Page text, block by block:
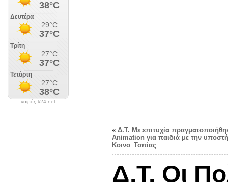
καιρός k24.net
« Δ.Τ. Με επιτυχία
Animation για παιδιά με την
Κοινο_Τοπίας
Δ.Τ. Οι